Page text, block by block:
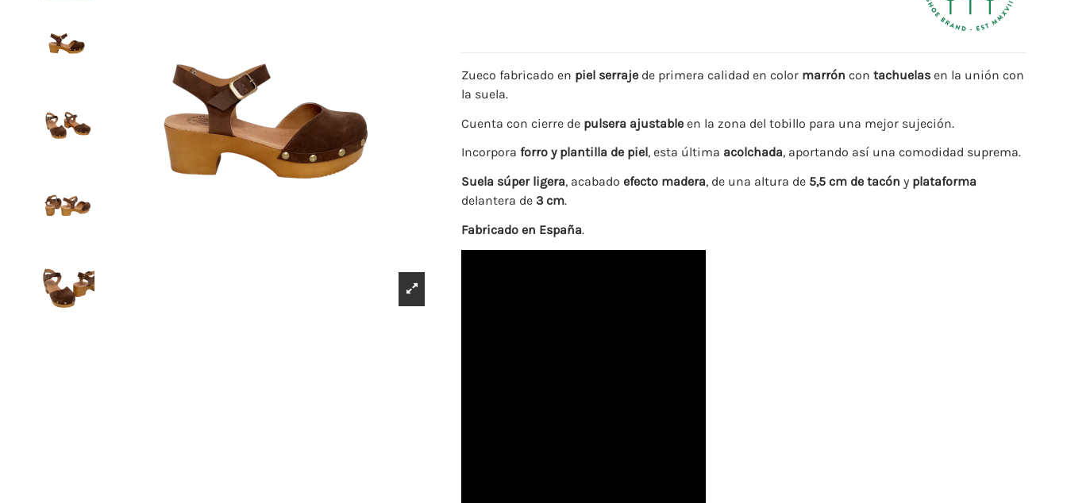
Zueco fabricado en piel serraje de primera calidad en color marrón contachuelasen la unión con
la suela.
Cuenta con cierre de pulsera ajustable en la zona del tobillo para una mejor sujeción.
Incorporaforro y plantilla de piel, esta última acolchada, aportando así una comodidad suprema.
Suela súper ligera, acabadoefecto madera, de una altura de 5,5 cm de tacón y plataforma
delantera de 3 cm.
Fabricado en España.